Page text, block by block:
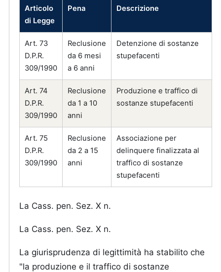
Articolo
di Legge
Pena Descrizione
Art. 73
D.P.R.
309/1990
Reclusione
da 6 mesi
a 6 anni
Detenzione di sostanze
stupefacenti
Art. 74
D.P.R.
309/1990
Reclusione
da 1 a 10
anni
Produzione e traffico di
sostanze stupefacenti
Art. 75
D.P.R.
309/1990
Reclusione
da 2 a 15
anni
Associazione per
delinquere finalizzata al
traffico di sostanze
stupefacenti
La Cass. pen. Sez. X n.
La Cass. pen. Sez. X n.
La giurisprudenza di legittimità ha stabilito che
"la produzione e il traffico di sostanze